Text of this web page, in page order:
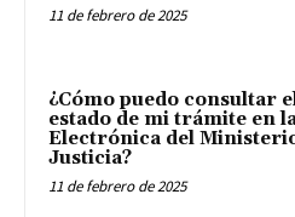
11 de febrero de 2025
¿Cómo puedo consultar
estado de mi trámite en
Electrónica del
Justicia?
11 de febrero de 2025